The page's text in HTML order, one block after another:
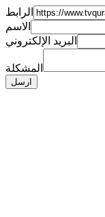
الرابط
الاسم
البريد الإلكتروني
المشكلة
ارسل